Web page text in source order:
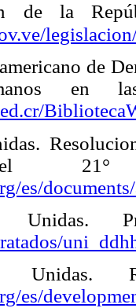
de la
de
en
el 21°
es/
Unidas.
Unidas.
es/